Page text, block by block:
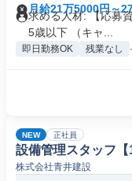
月給21万5000円～
求める人材: 【応募
5歳以下 （キャ...
即日勤務OK 残業なし
NEW 正社員
設備管理スタッフ【
株式会社青井建設